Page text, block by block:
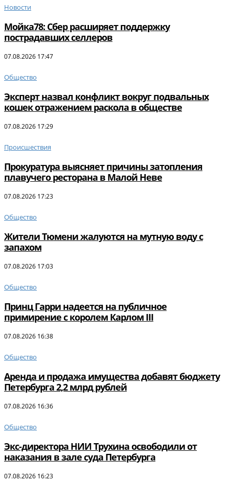
Новости
Мойка78: Сбер расширяет поддержку
пострадавших селлеров
07.08.2026 17:47
Общество
Эксперт назвал конфликт вокруг подвальных
кошек отражением раскола в обществе
07.08.2026 17:29
Происшествия
Прокуратура выясняет причины затопления
плавучего ресторана в Малой Неве
07.08.2026 17:23
Общество
Жители Тюмени жалуются на мутную воду с
запахом
07.08.2026 17:03
Общество
Принц Гарри надеется на публичное
примирение с королем Карлом III
07.08.2026 16:38
Общество
Аренда и продажа имущества добавят бюджету
Петербурга 2,2 млрд рублей
07.08.2026 16:36
Общество
Экс-директора НИИ Трухина освободили от
наказания в зале суда Петербурга
07.08.2026 16:23